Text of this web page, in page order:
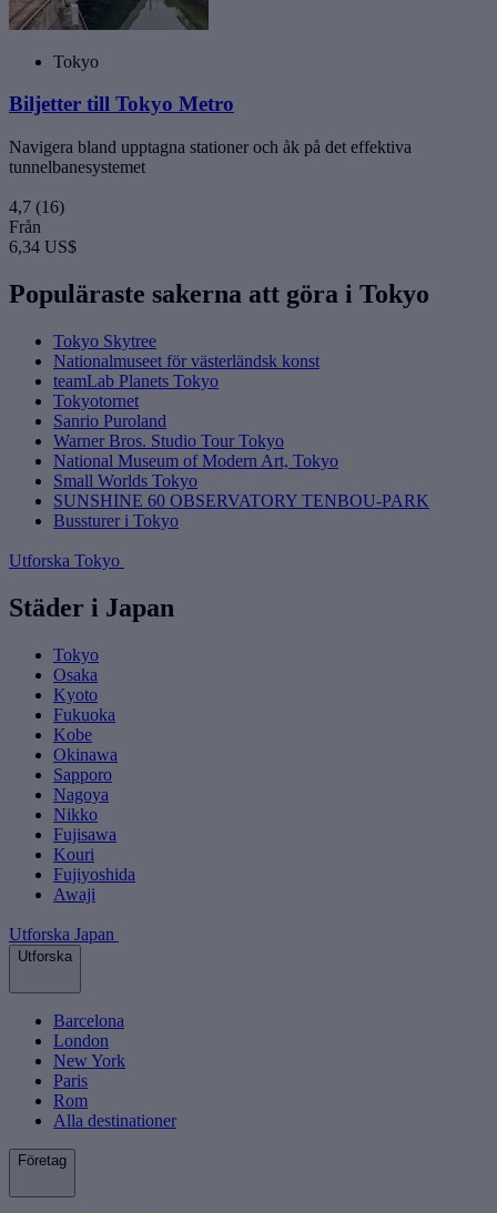
Tokyo
Biljetter till Tokyo Metro
Navigera bland upptagna stationer och åk på det effektiva
tunnelbanesystemet
4,7 (16)
Från
6,34 US$
Populäraste sakerna att göra i Tokyo
Tokyo Skytree
Nationalmuseet för västerländsk konst
teamLab Planets Tokyo
Tokyotornet
Sanrio Puroland
Warner Bros. Studio Tour Tokyo
National Museum of Modern Art, Tokyo
Small Worlds Tokyo
SUNSHINE 60 OBSERVATORY TENBOU-PARK
Bussturer i Tokyo
Utforska Tokyo
Städer i Japan
Tokyo
Osaka
Kyoto
Fukuoka
Kobe
Okinawa
Sapporo
Nagoya
Nikko
Fujisawa
Kouri
Fujiyoshida
Awaji
Utforska Japan
Utforska
Barcelona
London
New York
Paris
Rom
Alla destinationer
Företag